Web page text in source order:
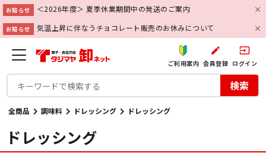
お知らせ ＜2026年度＞ 夏季休業期間中の発送のご案内
お知らせ 気温上昇に伴なうチョコレート販売のお休みについて
ご利用案内
create
会員登録
input
ログイン
検索
全商品 調味料 ドレッシング ドレッシング
ドレッシング